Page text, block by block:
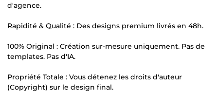
d'agence.
Rapidité & Qualité : Des designs premium livrés en 48h.
100% Original : Création sur-mesure uniquement. Pas de
templates. Pas d'IA.
Propriété Totale : Vous détenez les droits d'auteur
(Copyright) sur le design final.